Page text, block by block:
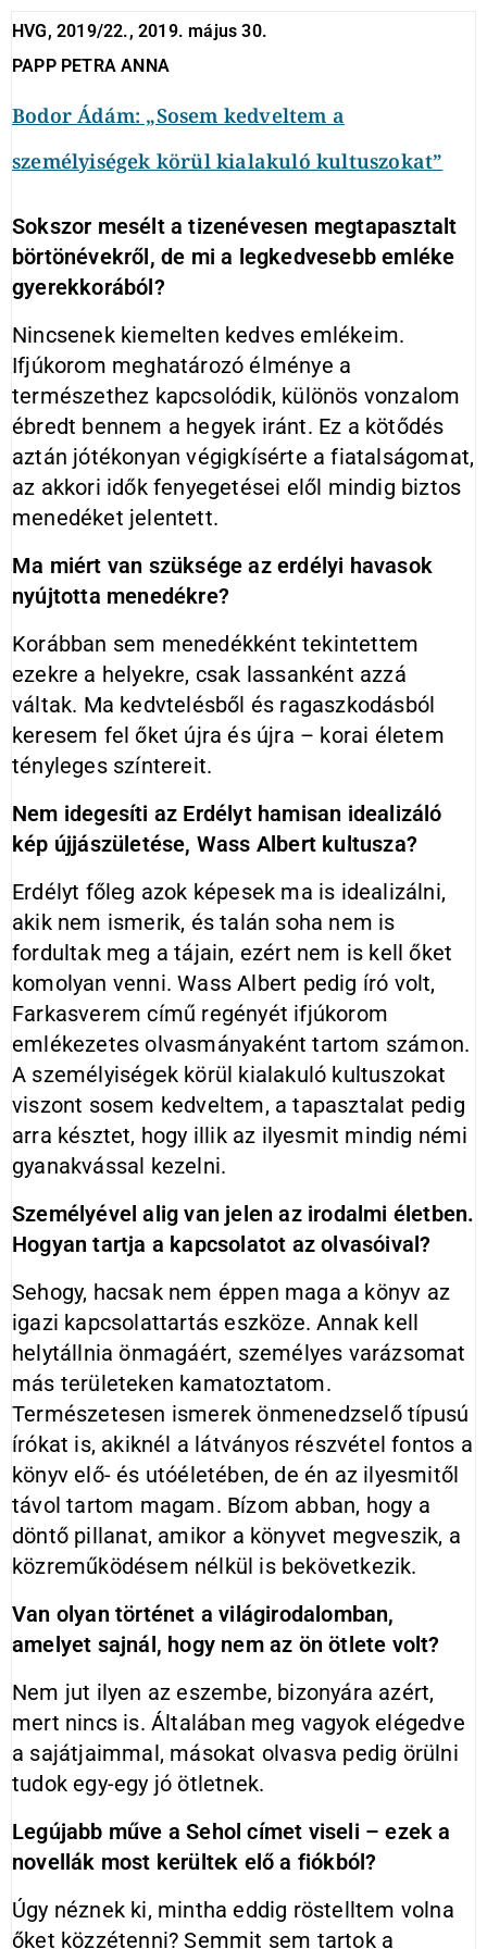
HVG, 2019/22., 2019. május 30.
PAPP PETRA ANNA
Bodor Ádám: „Sosem kedveltem a
személyiségek körül kialakuló kultuszokat”
Sokszor mesélt a tizenévesen megtapasztalt
börtönévekről, de mi a legkedvesebb emléke
gyerekkorából?
Nincsenek kiemelten kedves emlékeim.
Ifjúkorom meghatározó élménye a
természethez kapcsolódik, különös vonzalom
ébredt bennem a hegyek iránt. Ez a kötődés
aztán jótékonyan végigkísérte a fiatalságomat,
az akkori idők fenyegetései elől mindig biztos
menedéket jelentett.
Ma miért van szüksége az erdélyi havasok
nyújtotta menedékre?
Korábban sem menedékként tekintettem
ezekre a helyekre, csak lassanként azzá
váltak. Ma kedvtelésből és ragaszkodásból
keresem fel őket újra és újra – korai életem
tényleges színtereit.
Nem idegesíti az Erdélyt hamisan idealizáló
kép újjászületése, Wass Albert kultusza?
Erdélyt főleg azok képesek ma is idealizálni,
akik nem ismerik, és talán soha nem is
fordultak meg a tájain, ezért nem is kell őket
komolyan venni. Wass Albert pedig író volt,
Farkasverem című regényét ifjúkorom
emlékezetes olvasmányaként tartom számon.
A személyiségek körül kialakuló kultuszokat
viszont sosem kedveltem, a tapasztalat pedig
arra késztet, hogy illik az ilyesmit mindig némi
gyanakvással kezelni.
Személyével alig van jelen az irodalmi életben.
Hogyan tartja a kapcsolatot az olvasóival?
Sehogy, hacsak nem éppen maga a könyv az
igazi kapcsolattartás eszköze. Annak kell
helytállnia önmagáért, személyes varázsomat
más területeken kamatoztatom.
Természetesen ismerek önmenedzselő típusú
írókat is, akiknél a látványos részvétel fontos a
könyv elő- és utóéletében, de én az ilyesmitől
távol tartom magam. Bízom abban, hogy a
döntő pillanat, amikor a könyvet megveszik, a
közreműködésem nélkül is bekövetkezik.
Van olyan történet a világirodalomban,
amelyet sajnál, hogy nem az ön ötlete volt?
Nem jut ilyen az eszembe, bizonyára azért,
mert nincs is. Általában meg vagyok elégedve
a sajátjaimmal, másokat olvasva pedig örülni
tudok egy-egy jó ötletnek.
Legújabb műve a Sehol címet viseli – ezek a
novellák most kerültek elő a fiókból?
Úgy néznek ki, mintha eddig röstelltem volna
őket közzétenni? Semmit sem tartok a